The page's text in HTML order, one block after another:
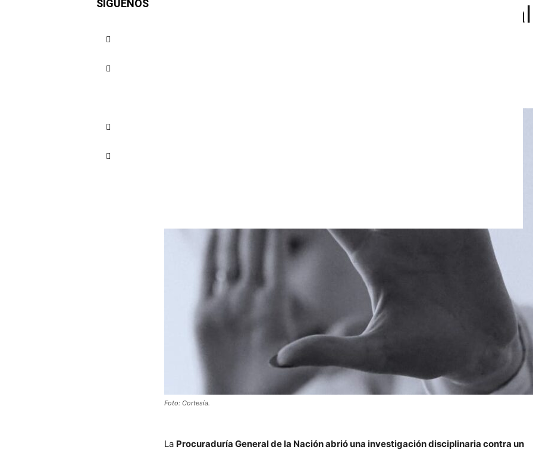
Cardique por presunto acoso
Foto: Cortesía.
La Procuraduría General de la Nación abrió una investigación disciplinaria contra un
SÍGUENOS